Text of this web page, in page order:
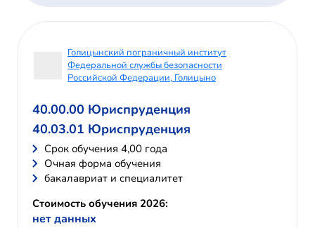
Голицынский пограничный институт
Федеральной службы безопасности
Российской Федерации, Голицыно
40.00.00 Юриспруденция
40.03.01 Юриспруденция
Cрок обучения 4,00 года
Очная форма обучения
бакалавриат и специалитет
Стоимость обучения 2026:
нет данных